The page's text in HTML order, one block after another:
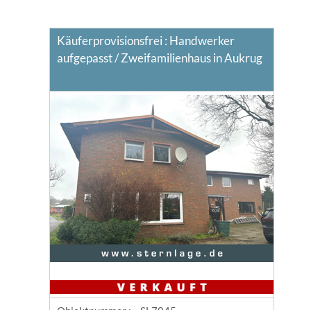
Käuferprovisionsfrei : Handwerker
aufgepasst / Zweifamilienhaus in Aukrug